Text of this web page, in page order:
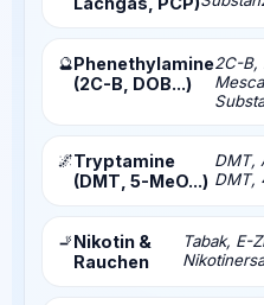
🔮Phenethylamine
(2C-B, DOB...)
2C-B,
🌌Tryptamine
(DMT, 5-MeO...)
DMT,
DMT,
🚬Nikotin &
Rauchen
Tabak, E-